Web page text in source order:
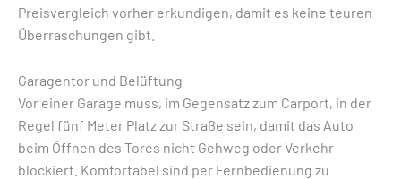
Preisvergleich vorher erkundigen, damit es keine teuren
Überraschungen gibt.
Garagentor und Belüftung
Vor einer Garage muss, im Gegensatz zum Carport, in der
Regel fünf Meter Platz zur Straße sein, damit das Auto
beim Öffnen des Tores nicht Gehweg oder Verkehr
blockiert. Komfortabel sind per Fernbedienung zu